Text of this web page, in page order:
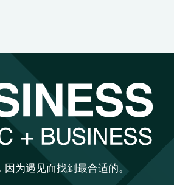
为遇见而找到最合适的。